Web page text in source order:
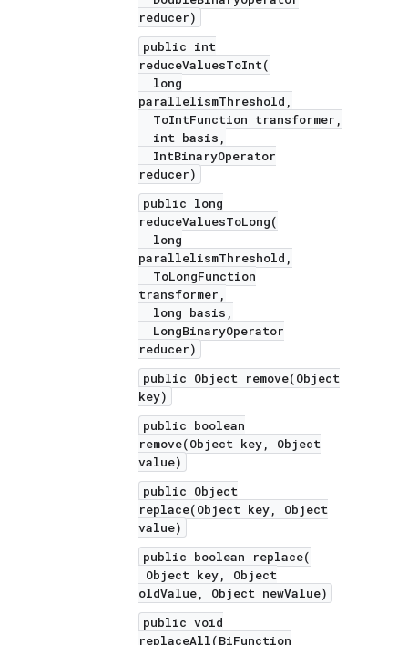
reducer)
public int
reduceValuesToInt(
long
parallelismThreshold,
ToIntFunction transformer,
int basis,
IntBinaryOperator
reducer)
public long
reduceValuesToLong(
long
parallelismThreshold,
ToLongFunction
transformer,
long basis,
LongBinaryOperator
reducer)
public Object remove(Object
key)
public boolean
remove(Object key, Object
value)
public Object
replace(Object key, Object
value)
public boolean replace(
Object key, Object
oldValue, Object newValue)
public void
replaceAll(BiFunction